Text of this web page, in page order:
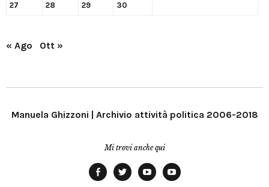
27 28 29 30
« Ago Ott »
Manuela Ghizzoni | Archivio attività politica 2006-2018
Mi trovi anche qui